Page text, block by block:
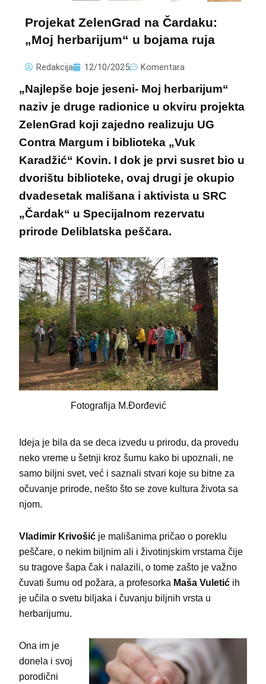
Projekat ZelenGrad na Čardaku:
„Moj herbarijum“ u bojama ruja
Redakcija 12/10/2025 Komentara
„Najlepše boje jeseni- Moj herbarijum“
naziv je druge radionice u okviru projekta
ZelenGrad koji zajedno realizuju UG
Contra Margum i biblioteka „Vuk
Karadžić“ Kovin. I dok je prvi susret bio u
dvorištu biblioteke, ovaj drugi je okupio
dvadesetak mališana i aktivista u SRC
„Čardak“ u Specijalnom rezervatu
prirode Deliblatska peščara.
Fotografija M.Đorđević
Ideja je bila da se deca izvedu u prirodu, da provedu
neko vreme u šetnji kroz šumu kako bi upoznali, ne
samo biljni svet, već i saznali stvari koje su bitne za
očuvanje prirode, nešto što se zove kultura života sa
njom.
Vladimir Krivošić je mališanima pričao o poreklu
peščare, o nekim biljnim ali i životinjskim vrstama čije
su tragove šapa čak i nalazili, o tome zašto je važno
čuvati šumu od požara, a profesorka Maša Vuletić ih
je učila o svetu biljaka i čuvanju biljnih vrsta u
herbarijumu.
Ona im je
donela i svoj
porodični